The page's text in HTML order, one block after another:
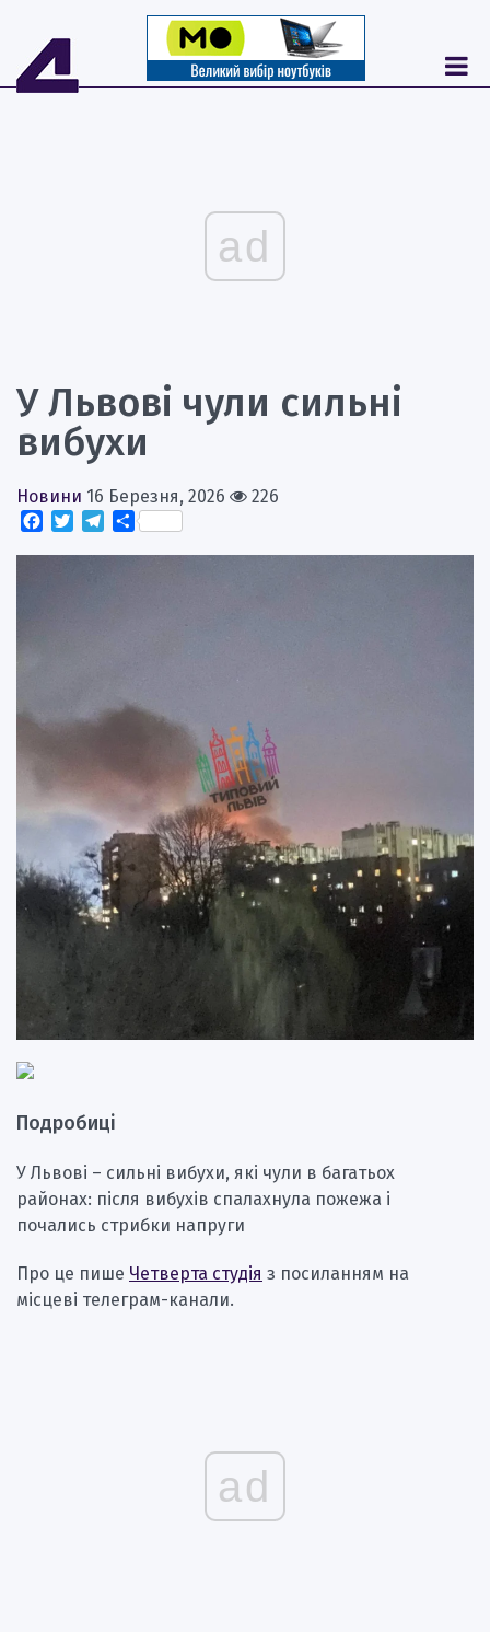
ad
У Львові чули сильні
вибухи
Новини 16 Березня, 2026
226
Facebook
TwitterTelegram
Поділитися
Подробиці
У Львові – сильні вибухи, які чули в багатьох
районах: після вибухів спалахнула пожежа і
почались стрибки напруги
Про це пише Четверта студія з посиланням на
місцеві телеграм-канали.
ad